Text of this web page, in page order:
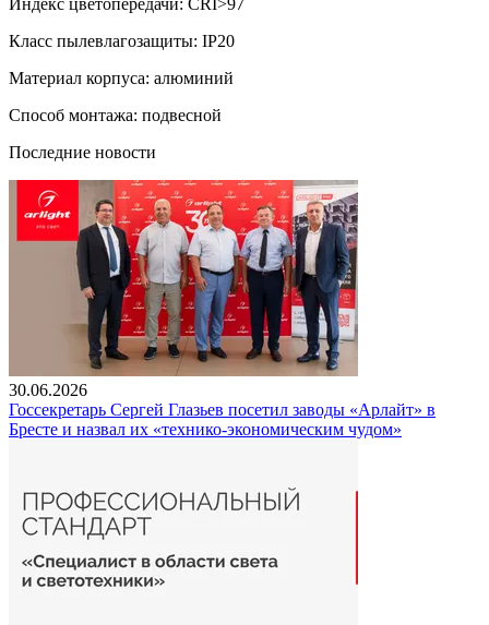
Класс пылевлагозащиты: IP20
Материал корпуса: алюминий
Способ монтажа: подвесной
Последние новости
30.06.2026
Госсекретарь Сергей Глазьев посетил заводы «Арлайт» в
Бресте и назвал их «технико-экономическим чудом»